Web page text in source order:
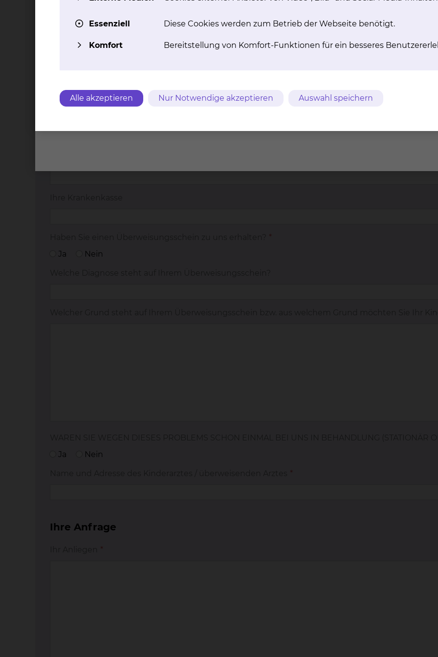
Angaben zu Ihrer Person
*
Ja
Nein
Ja
Nein
*
Ihre Anfrage
*
Essenziell Diese Cookies werden zum Betrieb der Webseite benötigt.
Komfort Bereitstellung von Komfort-Funktionen für ein besseres
Alle akzeptieren Nur Notwendige akzeptieren Auswahl speichern